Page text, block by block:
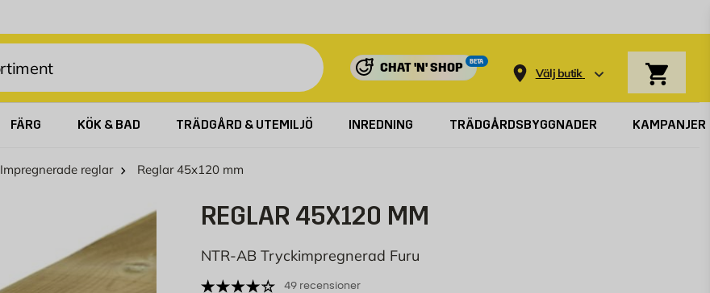
CHAT 'N' SHOP
BETA
Välj butik
FÄRG KÖK & BAD TRÄDGÅRD & UTEMILJÖ INREDNING TRÄDGÅRDSBYGGNADER KAMPANJER
Impregnerade reglar Reglar 45x120 mm
REGLAR 45X120 MM
NTR-AB Tryckimpregnerad Furu
49 recensioner